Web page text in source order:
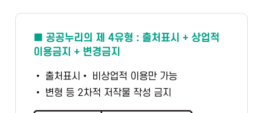
■ 공공누리의 제 4유형 : 출처표시 + 상업적
이용금지 + 변경금지
• 출처표시 • 비상업적 이용만 가능
• 변형 등 2차적 저작물 작성 금지